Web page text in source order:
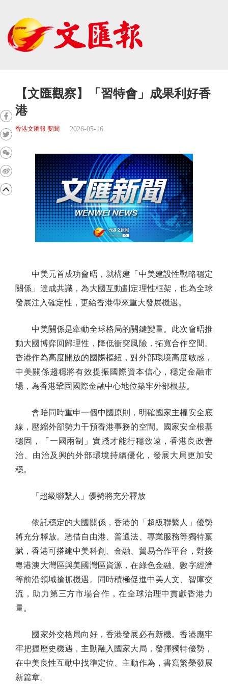
【文匯觀察】「習特會」成果利好香
港
香港文匯報 要聞 2026-05-16
中美元首成功會晤，就構建「中美建設性戰略穩定
關係」達成共識，為大國互動劃定理性框架，也為全球
發展注入確定性，更給香港帶來重大發展機遇。
中美關係是牽動全球格局的關鍵變量。此次會晤推
動大國博弈回歸理性，降低衝突風險，拓寬合作空間。
香港作為高度開放的國際樞紐，對外部環境高度敏感，
中美關係趨穩將有效提振國際資本信心，穩定金融市
場，為香港鞏固國際金融中心地位築牢外部根基。
會晤同時重申一個中國原則，明確國家主權安全底
線，壓縮外部勢力干預香港事務的空間。國家安全根基
穩固，「一國兩制」實踐才能行穩致遠，香港良政善
治、由治及興的外部環境持續優化，發展大局更加安
穩。
「超級聯繫人」優勢將充分釋放
依託穩定的大國關係，香港的「超級聯繫人」優勢
將充分釋放。憑借自由港、普通法、專業服務等獨特稟
賦，香港可搭建中美科創、金融、貿易合作平台，對接
粵港澳大灣區與美國灣區資源，在綠色金融、數字經濟
等前沿領域搶抓機遇。同時積極促進中美人文、智庫交
流，助力第三方市場合作，在全球治理中貢獻香港力
量。
國家外交格局向好，香港發展必有新機。香港應牢
牢把握歷史機遇，主動融入國家大局，發揮獨特優勢，
在中美良性互動中找準定位、主動作為，書寫繁榮發展
新篇章。